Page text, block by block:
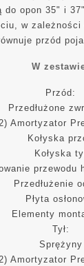
do opon 35" i
w
przód
W
Przód:
Przedłużone
Amortyzator
Kołyska
Kołyska
przewodu
Przedłużenie
Płyta
Elementy
Tył:
Sprężyny
Amortyzator